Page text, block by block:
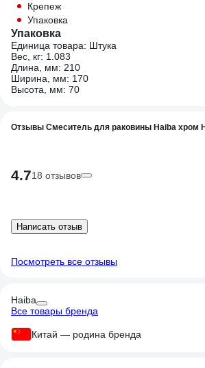
Крепеж
Упаковка
Упаковка
Единица товара: Штука
Вес, кг: 1.083
Длина, мм: 210
Ширина, мм: 170
Высота, мм: 70
Отзывы Смеситель для раковины Haiba хром
4.718 отзывов
Написать отзыв
Посмотреть все отзывы
Haiba
Все товары бренда
Китай — родина бренда